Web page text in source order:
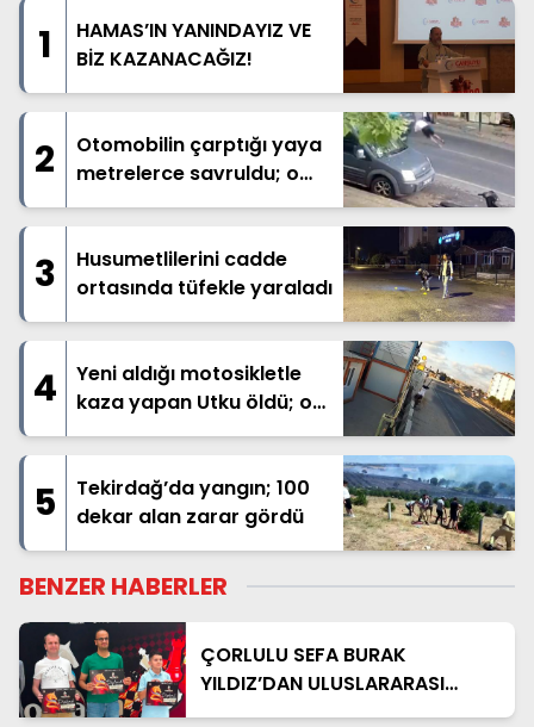
1
HAMAS’IN YANINDAYIZ VE
BİZ KAZANACAĞIZ!
2
Otomobilin çarptığı yaya
metrelerce savruldu; o
anlar kamerada
3
Husumetlilerini cadde
ortasında tüfekle yaraladı
4
Yeni aldığı motosikletle
kaza yapan Utku öldü; o
anlar kamerada
5
Tekirdağ’da yangın; 100
dekar alan zarar gördü
BENZER HABERLER
ÇORLULU SEFA BURAK
YILDIZ’DAN ULUSLARARASI
SATRANÇ ZAFERİ